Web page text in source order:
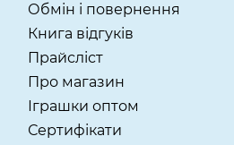
Обмін і повернення
Книга відгуків
Прайсліст
Про магазин
Іграшки оптом
Сертифікати